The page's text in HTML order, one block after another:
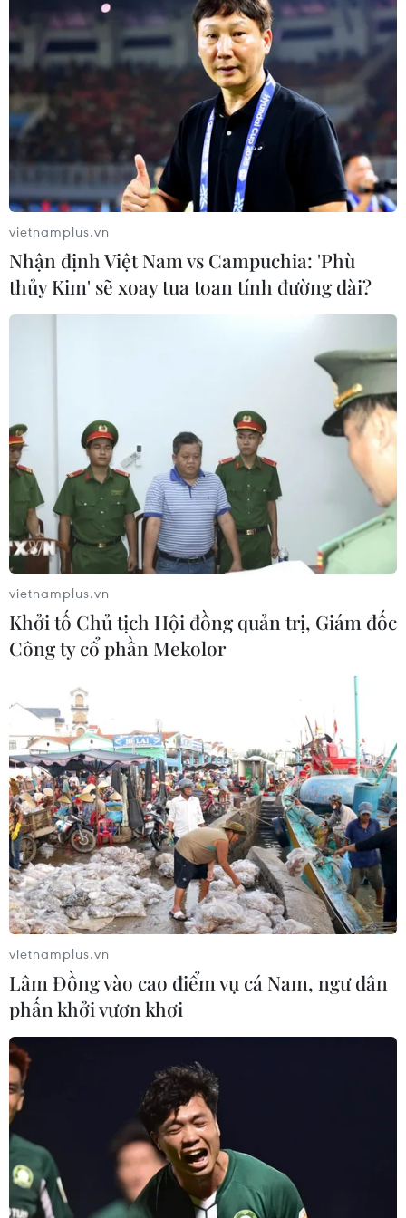
vietnamplus.vn
Nhận định Việt Nam vs Campuchia: 'Phù
thủy Kim' sẽ xoay tua toan tính đường dài?
vietnamplus.vn
Khởi tố Chủ tịch Hội đồng quản trị, Giám đốc
Công ty cổ phần Mekolor
vietnamplus.vn
Lâm Đồng vào cao điểm vụ cá Nam, ngư dân
phấn khởi vươn khơi